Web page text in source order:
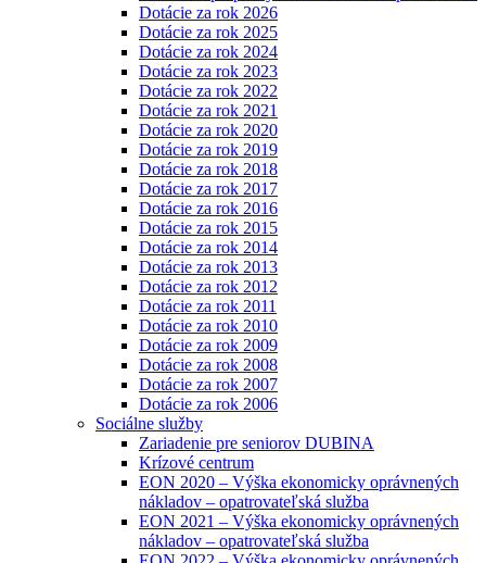
Dotácie za rok 2026
Dotácie za rok 2025
Dotácie za rok 2024
Dotácie za rok 2023
Dotácie za rok 2022
Dotácie za rok 2021
Dotácie za rok 2020
Dotácie za rok 2019
Dotácie za rok 2018
Dotácie za rok 2017
Dotácie za rok 2016
Dotácie za rok 2015
Dotácie za rok 2014
Dotácie za rok 2013
Dotácie za rok 2012
Dotácie za rok 2011
Dotácie za rok 2010
Dotácie za rok 2009
Dotácie za rok 2008
Dotácie za rok 2007
Dotácie za rok 2006
Sociálne služby
Zariadenie pre seniorov DUBINA
Krízové centrum
EON 2020 – Výška ekonomicky oprávnených
nákladov – opatrovateľská služba
EON 2021 – Výška ekonomicky oprávnených
nákladov – opatrovateľská služba